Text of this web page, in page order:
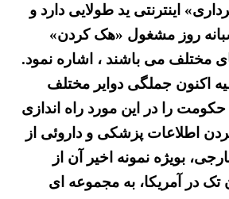
اینترنتی ید طولایی دارد و
روز مشغول «هک کردن»
مختلف می باشند ، اشاره نمود.
اکنون جملگی دوایر مختلف
را در این مورد راه اندازی
اطلاعات پزشکی و داروئی از
بویژه نمونه اخیر آن از
در آمریکا، به مجموعه ای